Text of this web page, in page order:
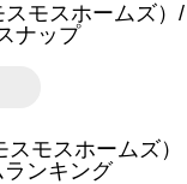
モスホームズ）/
ナップ
モスホームズ）
ンキング